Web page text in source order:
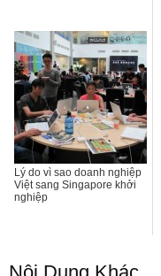
Lý do vì sao doanh nghiệp
Việt sang Singapore khởi
nghiệp